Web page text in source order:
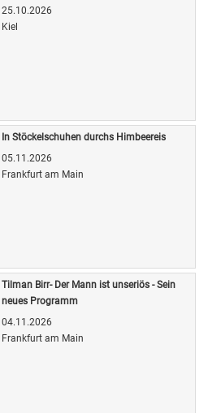
25.10.2026
Kiel
In Stöckelschuhen durchs Himbeereis
05.11.2026
Frankfurt am Main
Tilman Birr- Der Mann ist unseriös - Sein
neues Programm
04.11.2026
Frankfurt am Main